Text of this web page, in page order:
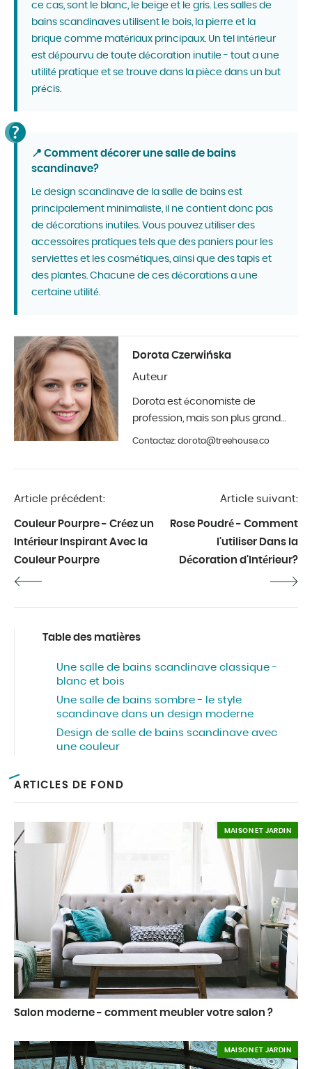
ce cas, sont le blanc, le beige et le gris. Les salles de
bains scandinaves utilisent le bois, la pierre et la
brique comme matériaux principaux. Un tel intérieur
est dépourvu de toute décoration inutile - tout a une
utilité pratique et se trouve dans la pièce dans un but
précis.
📍 Comment décorer une salle de bains
scandinave?
Le design scandinave de la salle de bains est
principalement minimaliste, il ne contient donc pas
de décorations inutiles. Vous pouvez utiliser des
accessoires pratiques tels que des paniers pour les
serviettes et les cosmétiques, ainsi que des tapis et
des plantes. Chacune de ces décorations a une
certaine utilité.
Dorota Czerwińska
Auteur
Dorota est économiste de
profession, mais son plus grand
hobby est la photographie et la
Treehouse depuis le début de
Contactez: dorota@treehouse.co
Article précédent:
Couleur Pourpre - Créez un
Intérieur Inspirant Avec la
Couleur Pourpre
Article suivant:
Rose Poudré - Comment
l'utiliser Dans la
Décoration d'Intérieur?
Table des matières
Une salle de bains scandinave classique -
blanc et bois
Une salle de bains sombre - le style
scandinave dans un design moderne
Design de salle de bains scandinave avec
une couleur
ARTICLES DE FOND
Salon moderne - comment meubler votre salon ?
MAISON ET JARDIN
MAISON ET JARDIN